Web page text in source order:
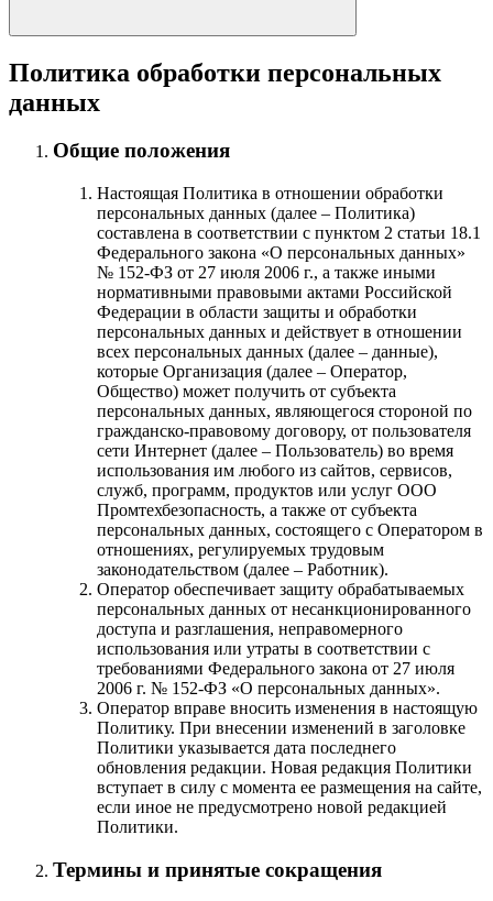
Политика обработки персональных
данных
Общие положения
Настоящая Политика в отношении обработки
персональных данных (далее – Политика)
составлена в соответствии с пунктом 2 статьи 18.1
Федерального закона «О персональных данных»
№ 152-ФЗ от 27 июля 2006 г., а также иными
нормативными правовыми актами Российской
Федерации в области защиты и обработки
персональных данных и действует в отношении
всех персональных данных (далее – данные),
которые Организация (далее – Оператор,
Общество) может получить от субъекта
персональных данных, являющегося стороной по
гражданско-правовому договору, от пользователя
сети Интернет (далее – Пользователь) во время
использования им любого из сайтов, сервисов,
служб, программ, продуктов или услуг ООО
Промтехбезопасность, а также от субъекта
персональных данных, состоящего с Оператором в
отношениях, регулируемых трудовым
законодательством (далее – Работник).
Оператор обеспечивает защиту обрабатываемых
персональных данных от несанкционированного
доступа и разглашения, неправомерного
использования или утраты в соответствии с
требованиями Федерального закона от 27 июля
2006 г. № 152-ФЗ «О персональных данных».
Оператор вправе вносить изменения в настоящую
Политику. При внесении изменений в заголовке
Политики указывается дата последнего
обновления редакции. Новая редакция Политики
вступает в силу с момента ее размещения на сайте,
если иное не предусмотрено новой редакцией
Политики.
Термины и принятые сокращения